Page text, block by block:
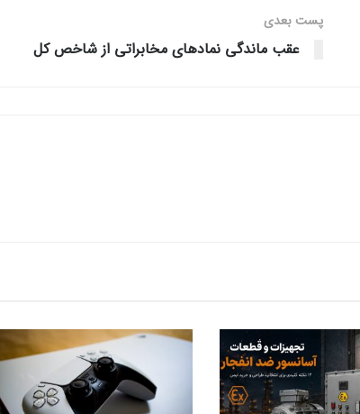
پست‌ بعدی
عقب ماندگی نمادهای مخابراتی از شاخص کل